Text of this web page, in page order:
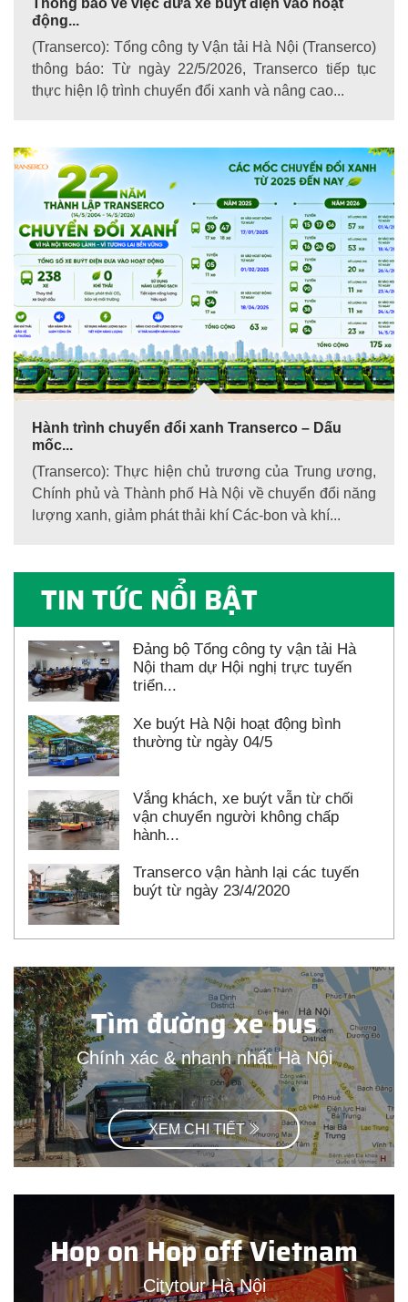
động...
(Transerco): Tổng công ty Vận tải Hà Nội (Transerco)
thông báo: Từ ngày 22/5/2026, Transerco tiếp tục
thực hiện lộ trình chuyển đổi xanh và nâng cao...
Hành trình chuyển đổi xanh Transerco – Dấu
mốc...
(Transerco): Thực hiện chủ trương của Trung ương,
Chính phủ và Thành phố Hà Nội về chuyển đổi năng
lượng xanh, giảm phát thải khí Các-bon và khí...
TIN TỨC NỔI BẬT
Đảng bộ Tổng công ty vận tải Hà
Nội tham dự Hội nghị trực tuyến
triển...
Xe buýt Hà Nội hoạt động bình
thường từ ngày 04/5
Vắng khách, xe buýt vẫn từ chối
vận chuyển người không chấp
hành...
Transerco vận hành lại các tuyến
buýt từ ngày 23/4/2020
Tìm đường xe bus
Chính xác & nhanh nhất Hà Nội
XEM CHI TIẾT
Hop on Hop off Vietnam
Citytour Hà Nội